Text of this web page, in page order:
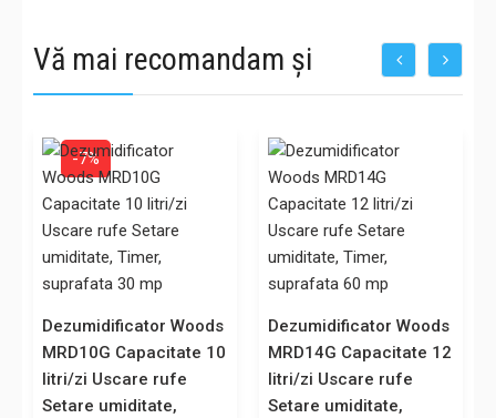
Vă mai recomandam și
-7%
Dezumidificator Woods
MRD10G Capacitate 10
litri/zi Uscare rufe
Setare umiditate,
Dezumidificator Woods
MRD14G Capacitate 12
litri/zi Uscare rufe
Setare umiditate,